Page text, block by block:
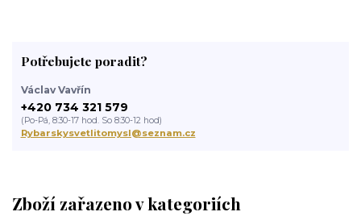
Zboží zařazeno v kategoriích
Potřebujete poradit?
Václav Vavřín
+420 734 321 579
(Po-Pá, 8:30-17 hod. So 8:30-12 hod)
Rybarskysvetlitomysl@seznam.cz